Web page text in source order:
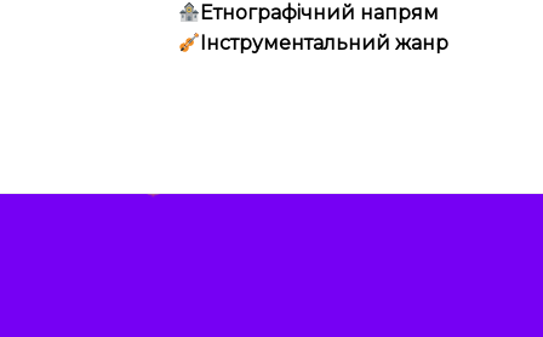
Етнографічний напрям
Інструментальний жанр